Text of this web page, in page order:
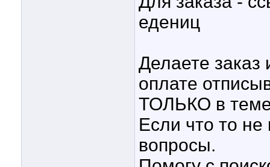
едениц
Делаете заказ
оплате
ТОЛЬКО в
Если что то не
вопросы.